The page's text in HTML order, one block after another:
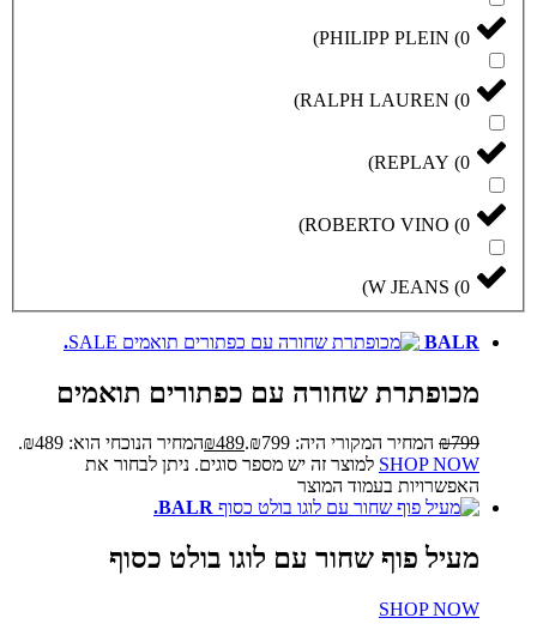
PHILIPP PLEIN (0
)
RALPH LAUREN (0
)
REPLAY (0
)
ROBERTO VINO (0
)
W JEANS (0
)
SALE BALR.
מכופתרת שחורה עם כפתורים תואמים
₪799 המחיר המקורי היה: ₪799. ₪489
המחיר הנוכחי הוא: ₪489.
SHOP NOW למוצר זה יש מספר סוגים. ניתן לבחור את
האפשרויות בעמוד המוצר
BALR.
מעיל פוף שחור עם לוגו בולט כסוף
SHOP NOW